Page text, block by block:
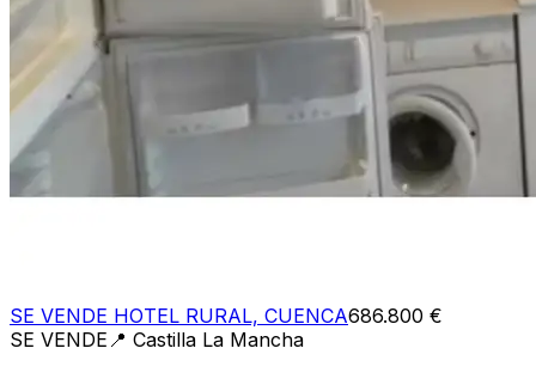
SE VENDE HOTEL RURAL, CUENCA686.800 €
SE VENDE 📍 Castilla La Mancha